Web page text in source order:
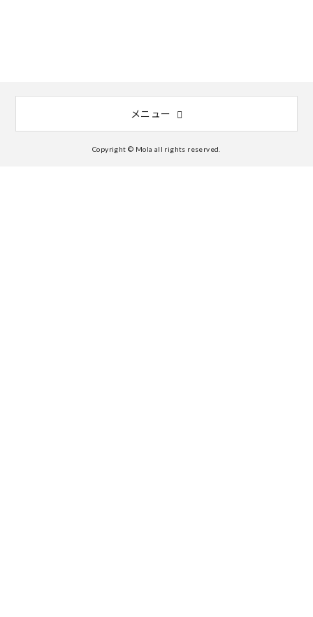
メニュー
Copyright © Mola all rights reserved.